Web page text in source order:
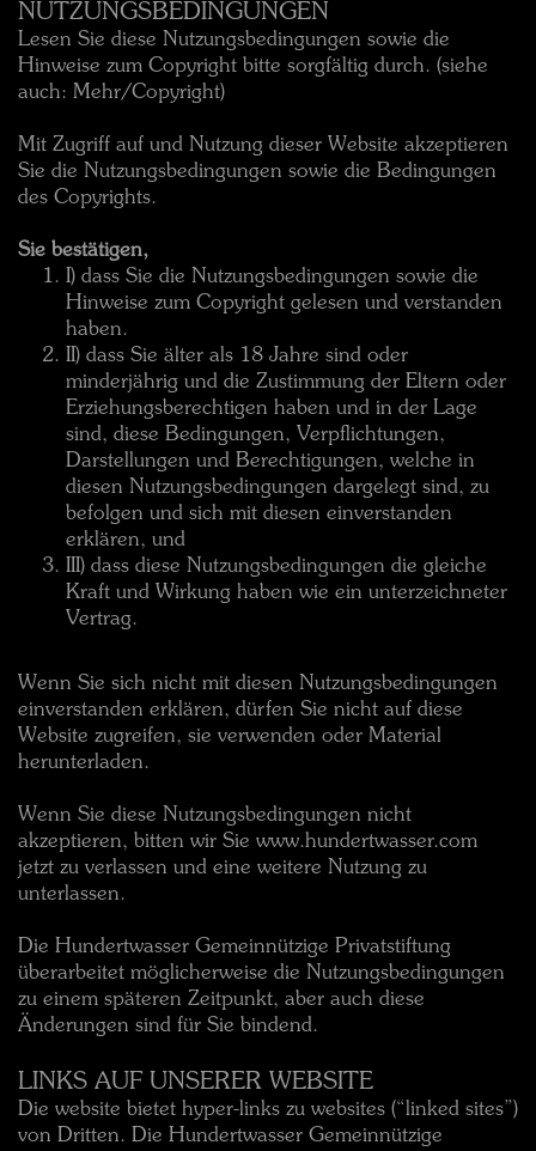
NUTZUNGSBEDINGUNGEN
Lesen Sie diese Nutzungsbedingungen sowie die
Hinweise zum Copyright bitte sorgfältig durch. (siehe
auch: Mehr/Copyright)
Mit Zugriff auf und Nutzung dieser Website akzeptieren
Sie die Nutzungsbedingungen sowie die Bedingungen
des Copyrights.
Sie bestätigen,
I) dass Sie die Nutzungsbedingungen sowie die
Hinweise zum Copyright gelesen und verstanden
haben.
II) dass Sie älter als 18 Jahre sind oder
minderjährig und die Zustimmung der Eltern oder
Erziehungsberechtigen haben und in der Lage
sind, diese Bedingungen, Verpflichtungen,
Darstellungen und Berechtigungen, welche in
diesen Nutzungsbedingungen dargelegt sind, zu
befolgen und sich mit diesen einverstanden
erklären, und
III) dass diese Nutzungsbedingungen die gleiche
Kraft und Wirkung haben wie ein unterzeichneter
Vertrag.
Wenn Sie sich nicht mit diesen Nutzungsbedingungen
einverstanden erklären, dürfen Sie nicht auf diese
Website zugreifen, sie verwenden oder Material
herunterladen.
Wenn Sie diese Nutzungsbedingungen nicht
akzeptieren, bitten wir Sie www.hundertwasser.com
jetzt zu verlassen und eine weitere Nutzung zu
unterlassen.
Die Hundertwasser Gemeinnützige Privatstiftung
überarbeitet möglicherweise die Nutzungsbedingungen
zu einem späteren Zeitpunkt, aber auch diese
Änderungen sind für Sie bindend.
LINKS AUF UNSERER WEBSITE
Die website bietet hyper-links zu websites (“linked sites”)
von Dritten. Die Hundertwasser Gemeinnützige